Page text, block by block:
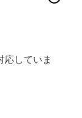
応していま